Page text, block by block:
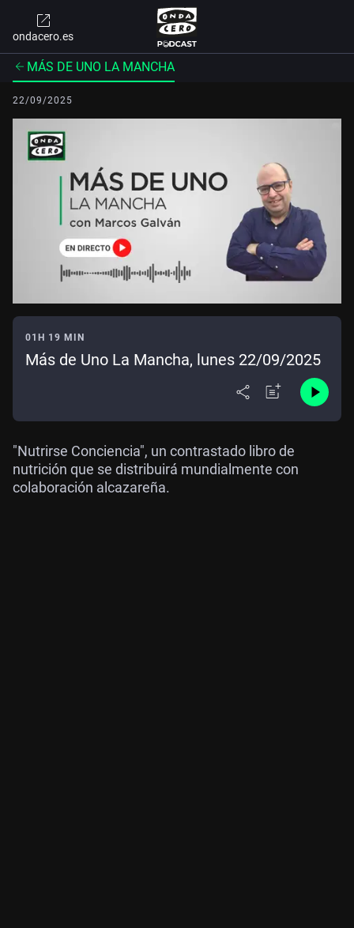
ondacero.es
MÁS DE UNO LA MANCHA
22/09/2025
01H 19 MIN
Más de Uno La Mancha, lunes 22/09/2025
"Nutrirse Conciencia", un contrastado libro de
nutrición que se distribuirá mundialmente con
colaboración alcazareña.